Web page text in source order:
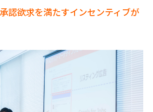
認欲求を満たすインセンティブが